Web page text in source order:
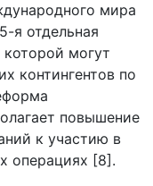
мира
я отдельная
могут
контингентов по
повышение
к участию в
операциях [8].